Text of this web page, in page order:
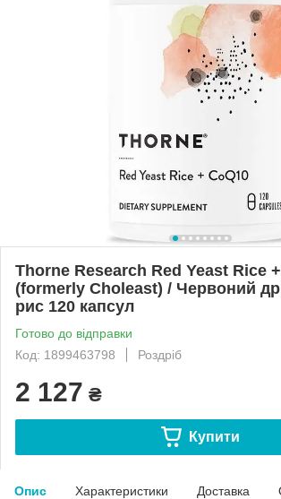
Thorne Research Red Yeast Rice
(formerly Choleast) / Червоний
рис 120 капсул
Готово до відправки
Код: 1899463798
Роздріб
2 127 ₴
Купити
Опис Характеристики Доставка